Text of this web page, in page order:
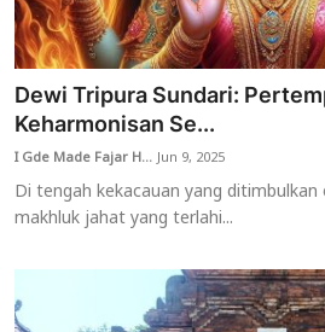
Dewi Tripura Sundari:
Keharmonisan Se...
I Gde Made Fajar H...Jun 9, 2025
Di tengah kekacauan yang
makhluk jahat yang terlahi...